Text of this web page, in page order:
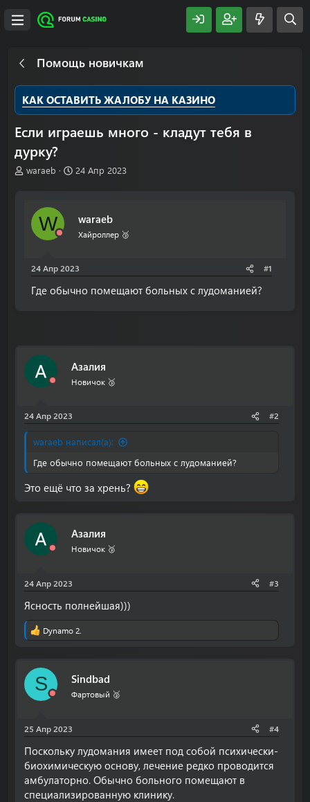
Помощь новичкам
КАК ОСТАВИТЬ ЖАЛОБУ НА КАЗИНО
Если играешь много - кладут тебя в
дурку?
А
ы
waraeb
Д
н
а
л
24 Апр 2023
W waraeb
Хайроллер 🥉
24 Апр 2023 #1
Где обычно помещают больных с лудоманией?
Азалия
Новичок 🥉
24 Апр 2023 #2
waraeb написал(а):
Где обычно помещают больных с лудоманией?
Это ещё что за хрень?
Азалия
Новичок 🥉
24 Апр 2023 #3
Ясность полнейшая)))
Р
к
и
Dynamo 2.
S Sindbad
Фартовый 🥈
25 Апр 2023 #4
Поскольку лудомания имеет под собой психически-
биохимическую основу, лечение редко проводится
амбулаторно. Обычно больного помещают в
специализированную клинику.